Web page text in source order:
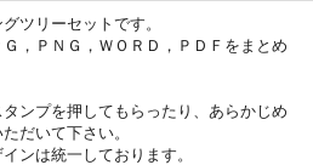
ツリーセットです。
，ＰＮＧ，ＷＯＲＤ，ＰＤＦをまとめ
ンプを押してもらったり、あらかじめ
だいて下さい。
ンは統一しております。